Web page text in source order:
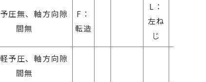
圧無、軸方向隙
間無
F：
転造
L：
左ね
じ
予圧、軸方向隙
間無